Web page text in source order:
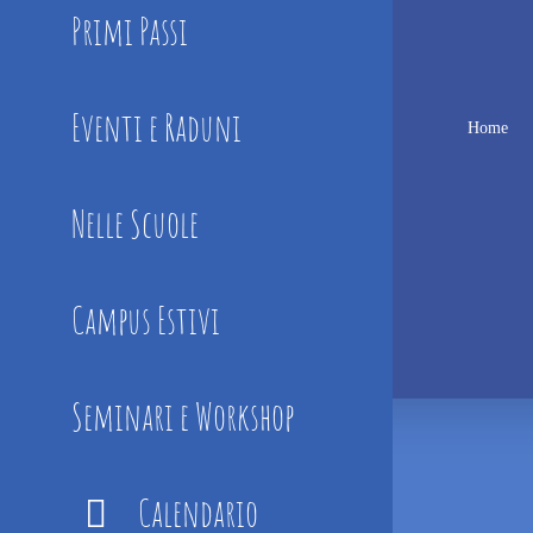
Primi Passi
Eventi e Raduni
Nelle Scuole
Campus Estivi
Seminari e Workshop
Calendario
Home